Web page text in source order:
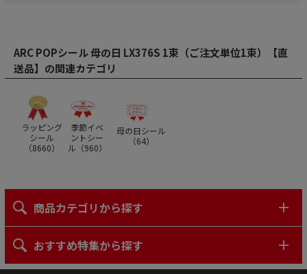
ARC POPシール 母の日 LX376S 1束（ご注文単位1束）【直
送品】の関連カテゴリ
ラッピング
シール
（8660）
季節イベ
ントシー
ル（960）
母の日シール
（64）
商品カテゴリから探す
おすすめ特集から探す